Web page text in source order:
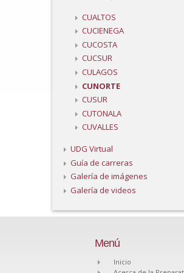
CUALTOS
CUCIENEGA
CUCOSTA
CUCSUR
CULAGOS
CUNORTE
CUSUR
CUTONALA
CUVALLES
UDG Virtual
Guía de carreras
Galería de imágenes
Galería de videos
Menú
Inicio